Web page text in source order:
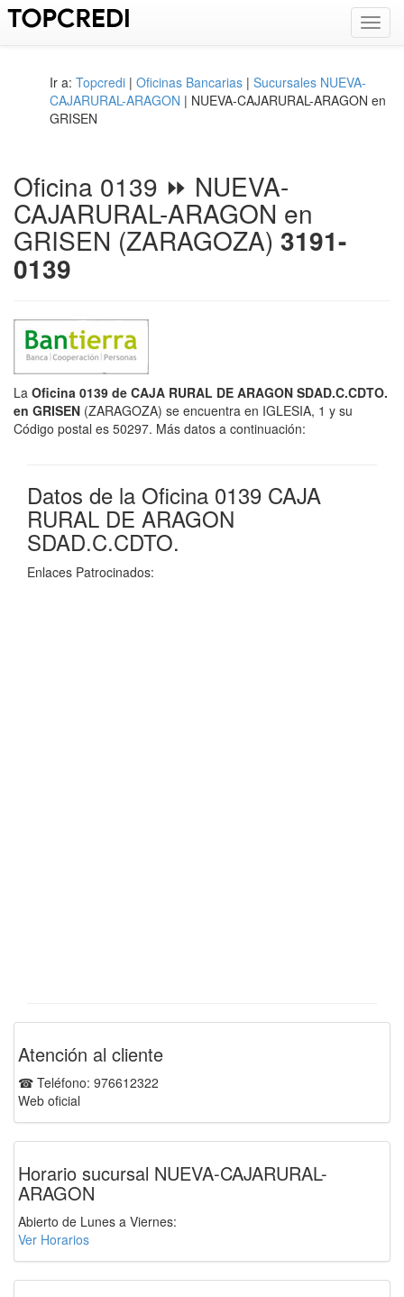
Ir a: Topcredi | Oficinas Bancarias | Sucursales NUEVA-
CAJARURAL-ARAGON | NUEVA-CAJARURAL-ARAGON en
GRISEN
Oficina 0139 ⏩ NUEVA-
CAJARURAL-ARAGON en
GRISEN (ZARAGOZA) 3191-
0139
La Oficina 0139 de CAJA RURAL DE ARAGON SDAD.C.CDTO.
en GRISEN (ZARAGOZA) se encuentra en IGLESIA, 1 y su
Código postal es 50297. Más datos a continuación:
Datos de la Oficina 0139 CAJA
RURAL DE ARAGON
SDAD.C.CDTO.
Enlaces Patrocinados:
Atención al cliente
☎ Teléfono: 976612322
Web oficial
Horario sucursal NUEVA-CAJARURAL-
ARAGON
Abierto de Lunes a Viernes:
Ver Horarios